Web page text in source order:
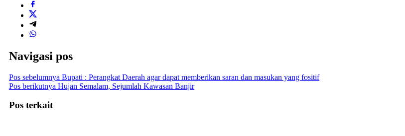
Navigasi pos
Pos sebelumnya Bupati : Perangkat Daerah agar dapat memberikan saran dan masukan yang fositif
Pos berikutnya Hujan Semalam, Sejumlah Kawasan Banjir
Pos terkait